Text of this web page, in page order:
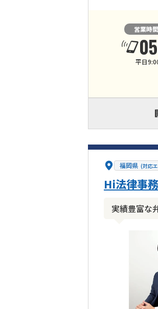
営業時
平日
福岡県 (対応
実績豊富な
Hi法律事